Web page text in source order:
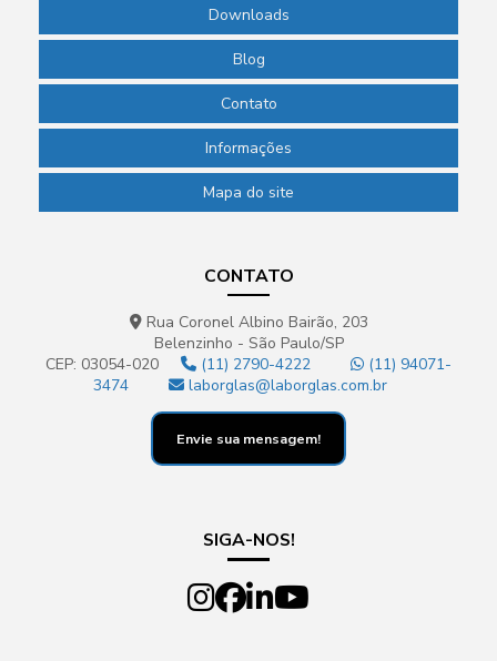
Downloads
Blog
Contato
Informações
Mapa do site
CONTATO
Rua Coronel Albino Bairão, 203
Belenzinho - São Paulo/SP
CEP: 03054-020
(11) 2790-4222
(11) 94071-
3474
laborglas@laborglas.com.br
Envie sua mensagem!
SIGA-NOS!